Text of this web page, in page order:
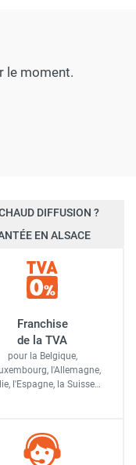
commande arrive
le moment.
DIFFUSION ?
EN ALSACE
Franchise
de la TVA
pour la Belgique,
l'Allemagne,
l'Espagne, la Suisse…